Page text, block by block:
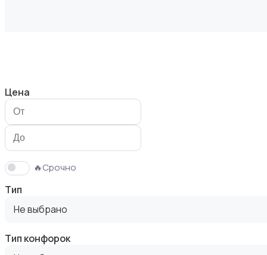
Измельчение и смешивание
Климатическая техника
Цена
🔥Срочно
Тип
Не выбрано
Тип конфорок